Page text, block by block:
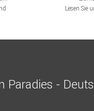
Lesen Sie
Paradies -